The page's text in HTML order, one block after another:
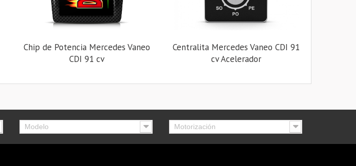
Chip de Potencia Mercedes Vaneo
CDI 91 cv
Centralita Mercedes Vaneo CDI 91
cv Acelerador
Modelo Motorización